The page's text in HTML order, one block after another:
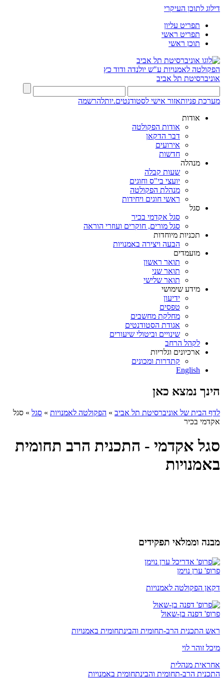
דילוג לתוכן העיקרי
תפריט עליון
תפריט ראשי
תוכן ראשי
הפקולטה לאמנויות ע"ש יולנדה ודוד כץ
אוניברסיטת תל אביב
מערכת פניותאזור אישי לסטודנטים.יותלהרשמה
אודות
אודות הפקולטה
דבר הדקאן
אירועים
חדשות
מנהלה
שעות קבלה
יועצי בי"ס וחוגים
מנהלת הפקולטה
ראשי חוגים ויחידות
סגל
סגל אקדמי בכיר
סגל מורים, חוקרים ועוזרי הוראה
תכניות מיוחדות
הבעה ויצירה באמנויות
מועמדים
תואר ראשון
תואר שני
תואר שלישי
מידע שימושי
ידיעון
טפסים
מחלקת מחשבים
אגודת הסטודנטים
שינויים וביטולי שיעורים
לקהל הרחב
ארכיונים וגלריות
קתדרות ומכונים
English
הינך נמצא כאן
לדף הבית של אוניברסיטת תל אביב » הפקולטה לאמנויות » סגל » סגל
אקדמי בכיר
סגל אקדמי - התכנית הרב תחומית
באמנויות
מבנה וממלאי תפקידים
פרופ' ערן נוימן
דקאן הפקולטה לאמנויות
פרופ' דפנה בן-שאול
ראש התכנית הרב-תחומית והבינתחומית באמנויות
מיכל זוהר לוי
אחראית מנהלית
התכנית הרב-תחומית והבינתחומית באמנויות